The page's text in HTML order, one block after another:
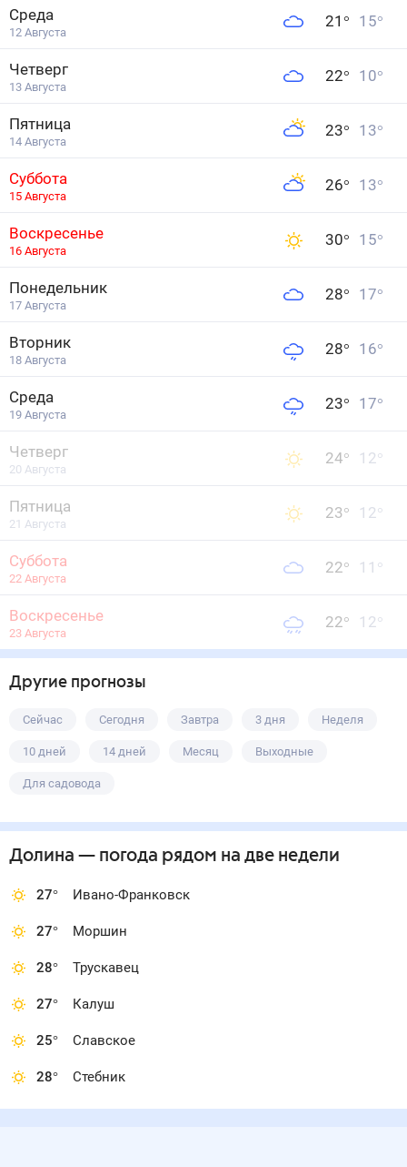
Среда
12 Августа
21 ° 15°
Четверг
13 Августа
22° 10°
Пятница
14 Августа
23° 13°
Суббота
15 Августа
26° 13°
Воскресенье
16 Августа
30° 15°
Понедельник
17 Августа
28° 17°
Вторник
18 Августа
28° 16°
Среда
19 Августа
23° 17°
Четверг
20 Августа
24° 12°
Пятница
21 Августа
23° 12°
Суббота
22 Августа
22° 11 °
Воскресенье
23 Августа
22° 12°
Другие прогнозы
Сейчас Сегодня Завтра 3 дня Неделя
10 дней 14 дней Месяц Выходные
Для садовода
Долина — погода рядом на две недели
27° Ивано-Франковск
27° Моршин
28° Трускавец
27° Калуш
25° Славское
28° Стебник